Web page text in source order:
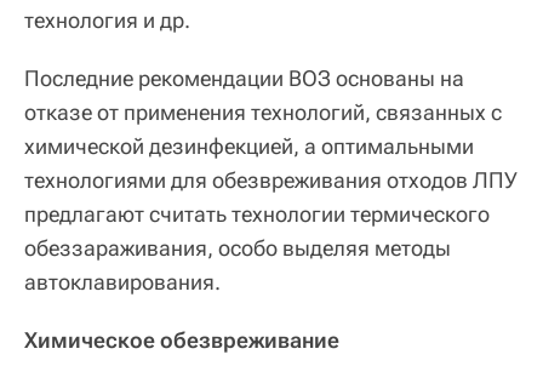
технология и др.
Последние рекомендации ВОЗ основаны на
отказе от применения технологий, связанных с
химической дезинфекцией, а оптимальными
технологиями для обезвреживания отходов ЛПУ
предлагают считать технологии термического
обеззараживания, особо выделяя методы
автоклавирования.
Химическое обезвреживание